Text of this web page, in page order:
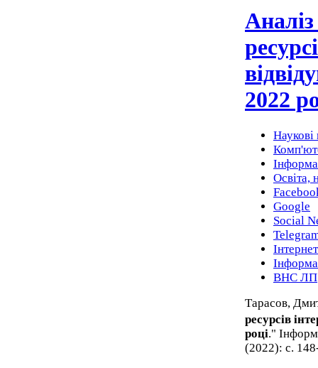
2022
Наукові
Освіта,
Google
Social
Інтернет
ВНС ЛП
Тарасов,
ресурсів
році."
(2022): с.